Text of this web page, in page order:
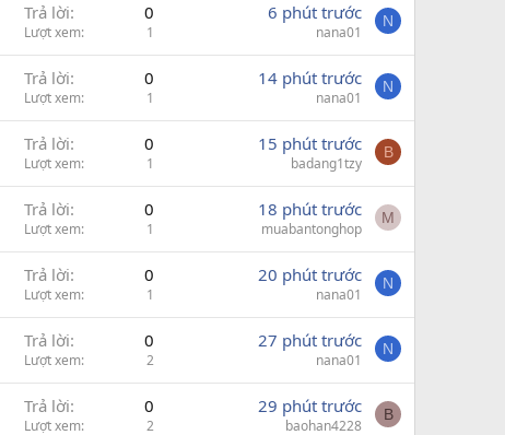
Trả lời 0
Lượt xem 1
6 phút trước
nana01
N
Trả lời 0
Lượt xem 1
14 phút trước
nana01
N
Trả lời 0
Lượt xem 1
15 phút trước
badang1tzy
B
Trả lời 0
Lượt xem 1
18 phút trước
muabantonghop
M
Trả lời 0
Lượt xem 1
20 phút trước
nana01
N
Trả lời 0
Lượt xem 2
27 phút trước
nana01
N
Trả lời 0
Lượt xem 2
29 phút trước
baohan4228
B